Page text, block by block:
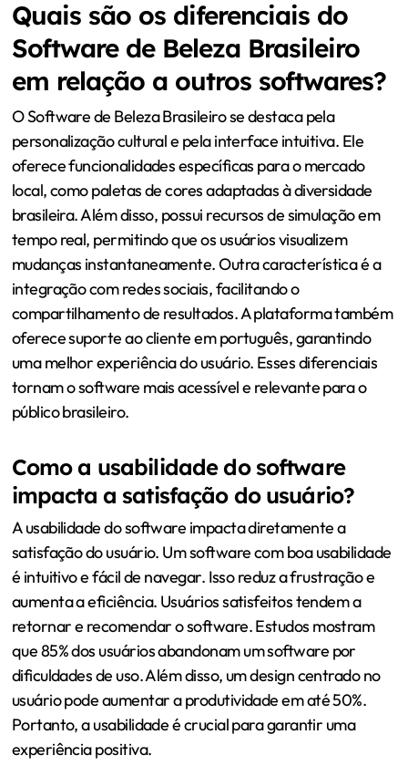
Quais são os diferenciais do
Software de Beleza Brasileiro
em relação a outros softwares?
O Software de Beleza Brasileiro se destaca pela
personalização cultural e pela interface intuitiva. Ele
oferece funcionalidades específicas para o mercado
local, como paletas de cores adaptadas à diversidade
brasileira. Além disso, possui recursos de simulação em
tempo real, permitindo que os usuários visualizem
mudanças instantaneamente. Outra característica é a
integração com redes sociais, facilitando o
compartilhamento de resultados. A plataforma também
oferece suporte ao cliente em português, garantindo
uma melhor experiência do usuário. Esses diferenciais
tornam o software mais acessível e relevante para o
público brasileiro.
Como a usabilidade do software
impacta a satisfação do usuário?
A usabilidade do software impacta diretamente a
satisfação do usuário. Um software com boa usabilidade
é intuitivo e fácil de navegar. Isso reduz a frustração e
aumenta a eficiência. Usuários satisfeitos tendem a
retornar e recomendar o software. Estudos mostram
que 85% dos usuários abandonam um software por
dificuldades de uso. Além disso, um design centrado no
usuário pode aumentar a produtividade em até 50%.
Portanto, a usabilidade é crucial para garantir uma
experiência positiva.